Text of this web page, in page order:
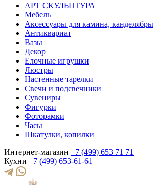
АРТ СКУЛЬПТУРА
Мебель
Аксессуары для камина, канделябры
Антиквариат
Вазы
Декор
Елочные игрушки
Люстры
Настенные тарелки
Свечи и подсвечники
Сувениры
Фигурки
Фоторамки
Часы
Шкатулки, копилки
Интернет-магазин +7 (499) 653 71 71
Кухни +7 (499) 653-61-61